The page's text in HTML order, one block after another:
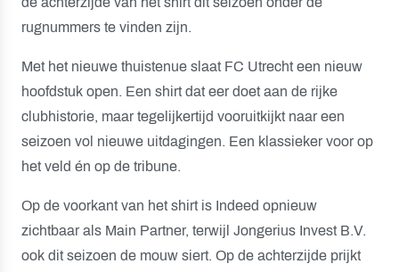
rugnummers te vinden zijn.
Met het nieuwe thuistenue slaat FC Utrecht een nieuw
hoofdstuk open. Een shirt dat eer doet aan de rijke
clubhistorie, maar tegelijkertijd vooruitkijkt naar een
seizoen vol nieuwe uitdagingen. Een klassieker voor op
het veld én op de tribune.
Op de voorkant van het shirt is Indeed opnieuw
zichtbaar als Main Partner, terwijl Jongerius Invest B.V.
ook dit seizoen de mouw siert. Op de achterzijde prijkt